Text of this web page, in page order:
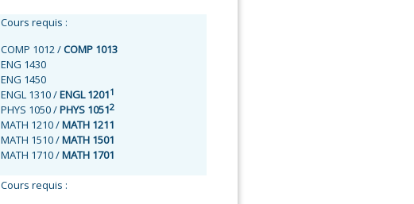
Cours requis :
COMP 1012 /COMP 1013
ENG 1430
ENG 1450
ENGL 1310 /ENGL 12011
PHYS 1050 /PHYS 10512
MATH 1210 /MATH 1211
MATH 1510 /MATH 1501
MATH 1710 /MATH 1701
Cours requis :